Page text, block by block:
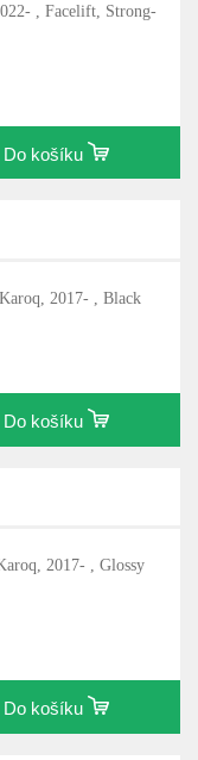
, Facelift, Strong-
Do košíku
2017- , Black
Do košíku
2017- , Glossy
Do košíku